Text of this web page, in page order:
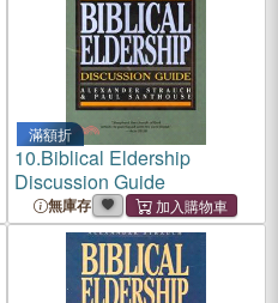
滿額折
10.Biblical Eldership
Discussion Guide
無庫存